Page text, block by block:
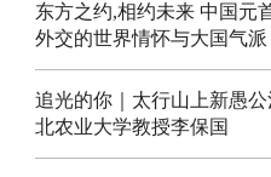
东方之约,相约未来 中国元
外交的世界情怀与大国气派
追光的你｜太行山上新愚公
北农业大学教授李保国